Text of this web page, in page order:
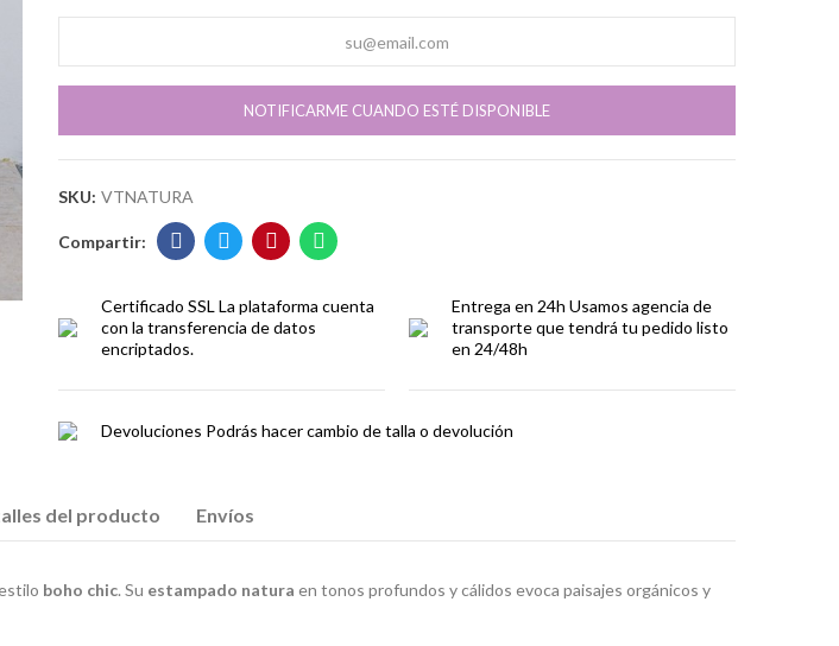
NOTIFICARME CUANDO ESTÉ DISPONIBLE
SKU: VTNATURA
Certificado SSL La plataforma cuenta
con la transferencia de datos
encriptados.
Entrega en 24h Usamos agencia de
transporte que tendrá tu pedido listo
en 24/48h
Devoluciones Podrás hacer cambio de talla o devolución
del producto Envíos
boho chic. Su estampado natura en tonos profundos y cálidos evoca paisajes orgánicos y